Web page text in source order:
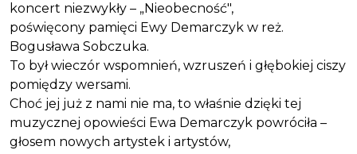
koncert niezwykły – „Nieobecność",
poświęcony pamięci Ewy Demarczyk w reż.
Bogusława Sobczuka.
To był wieczór wspomnień, wzruszeń i głębokiej ciszy
pomiędzy wersami.
Choć jej już z nami nie ma, to właśnie dzięki tej
muzycznej opowieści Ewa Demarczyk powróciła –
głosem nowych artystek i artystów,